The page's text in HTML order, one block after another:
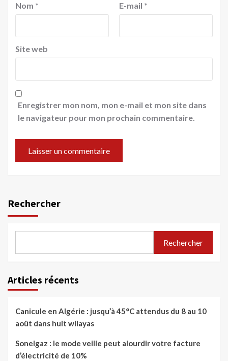
Nom * E-mail *
Site web
Enregistrer mon nom, mon e-mail et mon site dans
le navigateur pour mon prochain commentaire.
Rechercher
Rechercher
Articles récents
Canicule en Algérie : jusqu’à 45°C attendus du 8 au 10
août dans huit wilayas
Sonelgaz : le mode veille peut alourdir votre facture
d’électricité de 10%